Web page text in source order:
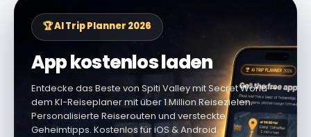
🏆 AI Trip Planner 2026
App kostenlos laden
Entdecke das Beste von Spiti Valley mit Secret World —
dem KI-Reiseplaner mit über 1 Million Reisezielen.
Personalisierte Reiserouten und versteckte
Geheimtipps. Kostenlos für iOS & Android.